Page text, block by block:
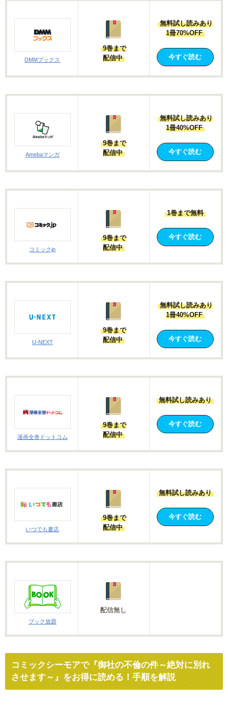
DMMブックス
9巻まで
配信中
無料試し読みあり
1冊70%OFF
今すぐ読む
Amebaマンガ
9巻まで
配信中
無料試し読みあり
1冊40%OFF
今すぐ読む
コミックjp
9巻まで
配信中
1巻まで無料
今すぐ読む
U-NEXT
9巻まで
配信中
無料試し読みあり
1冊40%OFF
今すぐ読む
漫画全巻ドットコム
9巻まで
配信中
無料試し読みあり
今すぐ読む
いつでも書店
9巻まで
配信中
無料試し読みあり
今すぐ読む
ブック放題
配信無し
コミックシーモアで『御社の不倫の件～絶対に別れ
させます～』をお得に読める！手順を解説